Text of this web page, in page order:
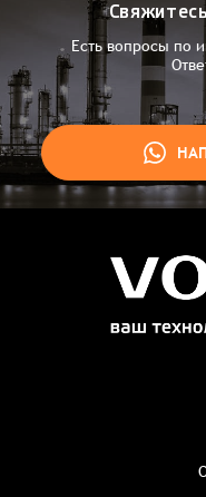
Заказать
Заказ
Спасибо, что выбрали
Есть вопросы по